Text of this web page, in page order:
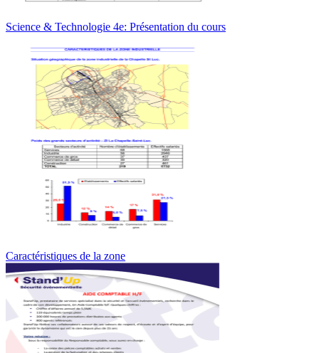
Science & Technologie 4e: Présentation du cours
Caractéristiques de la zone